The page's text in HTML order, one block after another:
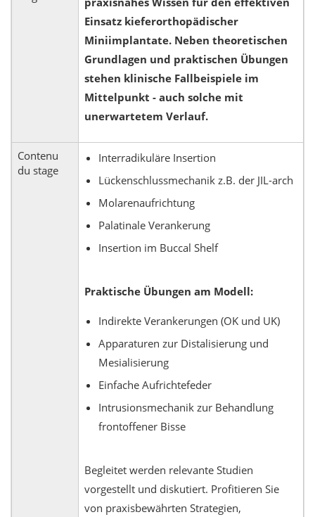
Einsatz kieferorthopädischer
Miniimplantate. Neben theoretischen
Grundlagen und praktischen Übungen
stehen klinische Fallbeispiele im
Mittelpunkt - auch solche mit
unerwartetem Verlauf.
Contenu
du stage
Interradikuläre Insertion
Lückenschlussmechanik z.B. der JIL-arch
Molarenaufrichtung
Palatinale Verankerung
Insertion im Buccal Shelf
Praktische Übungen am Modell:
Indirekte Verankerungen (OK und UK)
Apparaturen zur Distalisierung und
Mesialisierung
Einfache Aufrichtefeder
Intrusionsmechanik zur Behandlung
frontoffener Bisse
Begleitet werden relevante Studien
vorgestellt und diskutiert. Profitieren Sie
von praxisbewährten Strategien,